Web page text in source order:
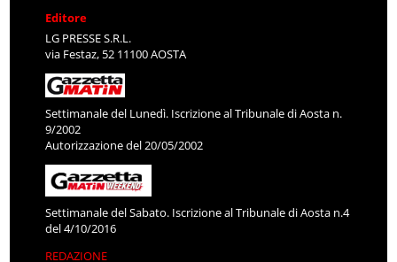
Editore
LG PRESSE S.R.L.
via Festaz, 52 11100 AOSTA
Settimanale del Lunedì. Iscrizione al Tribunale di Aosta n.
9/2002
Autorizzazione del 20/05/2002
Settimanale del Sabato. Iscrizione al Tribunale di Aosta n.4
del 4/10/2016
REDAZIONE